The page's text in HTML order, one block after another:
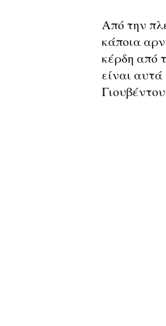
Από την
κάποια
κέρδη από
είναι